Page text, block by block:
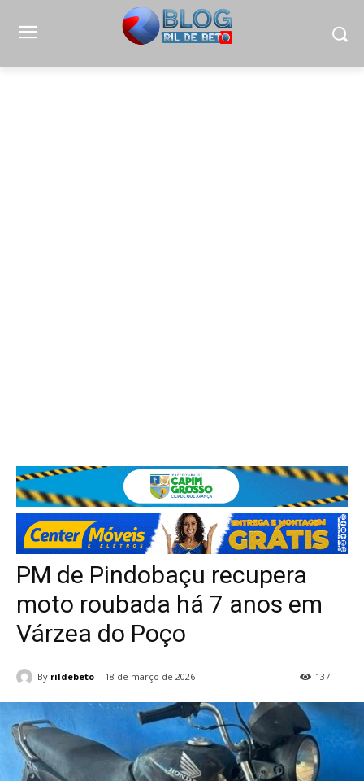
PM de Pindobaçu recupera
moto roubada há 7 anos em
Várzea do Poço
By rildebeto 18 de março de 2026 137